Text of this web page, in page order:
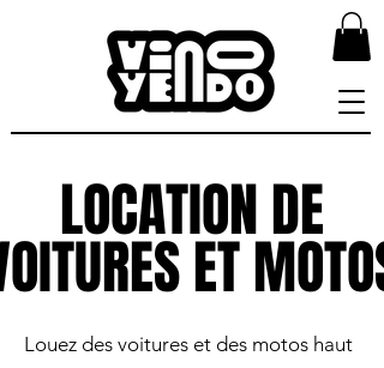
LOCATION DE
ET MOTOS
LOCATION DE
ET MOTOS
Louez des voitures et des motos haut